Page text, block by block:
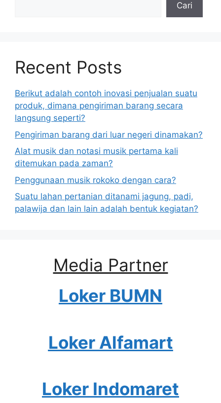
Cari
Recent Posts
Berikut adalah contoh inovasi penjualan suatu
produk, dimana pengiriman barang secara
langsung seperti?
Pengiriman barang dari luar negeri dinamakan?
Alat musik dan notasi musik pertama kali
ditemukan pada zaman?
Penggunaan musik rokoko dengan cara?
Suatu lahan pertanian ditanami jagung, padi,
palawija dan lain lain adalah bentuk kegiatan?
Media Partner
Loker BUMN
Loker Alfamart
Loker Indomaret